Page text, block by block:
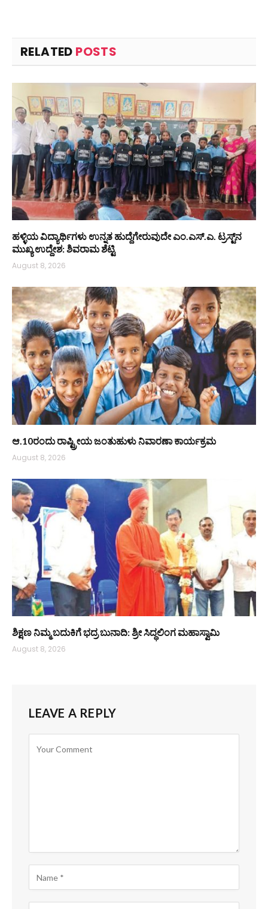
RELATED POSTS
ಹಳ್ಳಿಯ ವಿದ್ಯಾರ್ಥಿಗಳು ಉನ್ನತ ಹುದ್ದೆಗೇರುವುದೇ ಎಂ.ಎಸ್.ಎ. ಟ್ರಸ್ಟ್‌ನ
ಮುಖ್ಯ ಉದ್ದೇಶ: ಶಿವರಾಮ ಶೆಟ್ಟಿ
August 8, 2026
ಆ.10ರಂದು ರಾಷ್ಟ್ರೀಯ ಜಂತುಹುಳು ನಿವಾರಣಾ ಕಾರ್ಯಕ್ರಮ
August 8, 2026
ಶಿಕ್ಷಣ ನಿಮ್ಮ ಬದುಕಿಗೆ ಭದ್ರ ಬುನಾದಿ: ಶ್ರೀ ಸಿದ್ಧಲಿಂಗ ಮಹಾಸ್ವಾಮಿ
August 8, 2026
LEAVE A REPLY